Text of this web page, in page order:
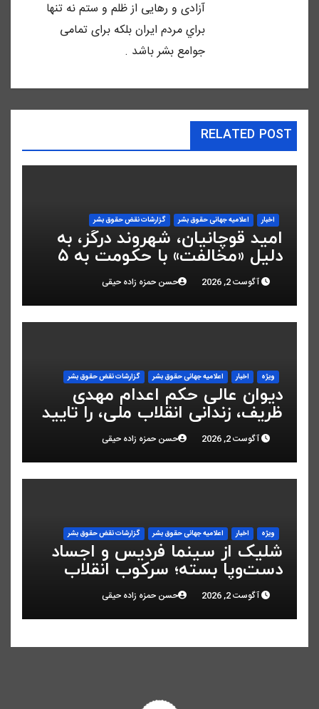
آزادى و رهايى از ظلم و ستم نه تنها
براي مردم ايران بلكه براى تمامى
جوامع بشر باشد .
RELATED POST
اخبار اعلاميه جهانی حقوق بشر گزارشات نقض حقوق بشر
امید قوچانیان، شهروند درگز، به
دلیل «مخالفت» با حکومت به ۵
سال زندان محکوم شد
آگوست 2, 2026 حسن حمزه زاده حیقی
ویژه اخبار اعلاميه جهانی حقوق بشر گزارشات نقض حقوق بشر
دیوان عالی حکم اعدام مهدی
ظریف، زندانی انقلاب ملی، را تایید
کردآگوست 2, 2026 حسن حمزه زاده حیقی
ویژه اخبار اعلاميه جهانی حقوق بشر گزارشات نقض حقوق بشر
شلیک از سینما فردیس و اجساد
دست‌وپا بسته؛ سرکوب انقلاب
ملی در البرز
آگوست 2, 2026 حسن حمزه زاده حیقی